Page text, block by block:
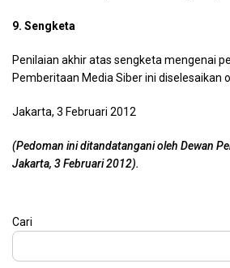
9. Sengketa
Penilaian akhir atas sengketa mengenai
Pemberitaan Media Siber ini diselesaikan
Jakarta, 3 Februari 2012
(Pedoman ini ditandatangani oleh Dewan
Jakarta, 3 Februari 2012).
Cari